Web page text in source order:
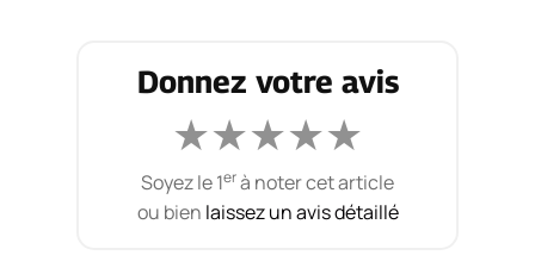
Donnez votre avis
★★★★★
Soyez le 1erà noter cet article
ou bien laissez un avis détaillé